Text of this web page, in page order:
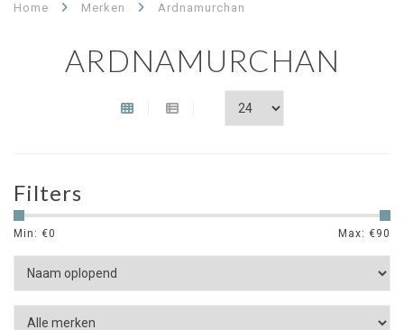
Home Merken Ardnamurchan
ARDNAMURCHAN
Filters
Min: €0 Max: €90